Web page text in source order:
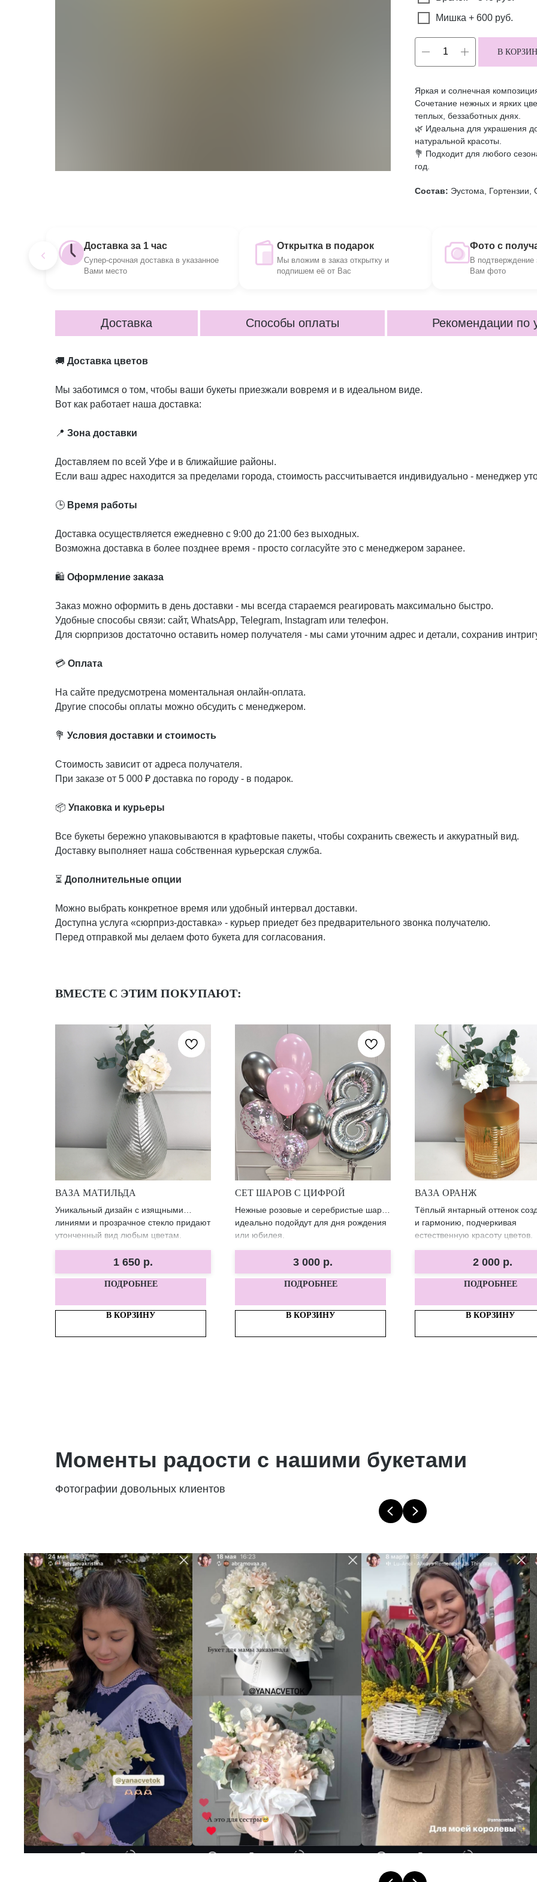
Мишка + 600 руб.
В
Яркая и солнечная
Сочетание нежных и ярких
теплых, беззаботных днях.
🌿 Идеальна для украшения
натуральной красоты.
💐 Подходит для любого
год.
Состав: Эустома, Гортензии,
Доставка за 1 час
Супер-срочная доставка в указанное
Вами место
Открытка в подарок
Мы вложим в заказ открытку и
подпишем её от Вас
Фото с
В
Вам фото
Доставка Способы оплаты Рекомендации по
🚚 Доставка цветов
Мы заботимся о том, чтобы ваши букеты приезжали вовремя и в идеальном виде.
Вот как работает наша доставка:
📍 Зона доставки
Доставляем по всей Уфе и в ближайшие районы.
Если ваш адрес находится за пределами города, стоимость рассчитывается индивидуально - менеджер
🕒 Время работы
Доставка осуществляется ежедневно с 9:00 до 21:00 без выходных.
Возможна доставка в более позднее время - просто согласуйте это с менеджером заранее.
🛍️ Оформление заказа
Заказ можно оформить в день доставки - мы всегда стараемся реагировать максимально быстро.
Удобные способы связи: сайт, WhatsApp, Telegram, Instagram или телефон.
Для сюрпризов достаточно оставить номер получателя - мы сами уточним адрес и детали, сохранив
💳 Оплата
На сайте предусмотрена моментальная онлайн-оплата.
Другие способы оплаты можно обсудить с менеджером.
💐 Условия доставки и стоимость
Стоимость зависит от адреса получателя.
При заказе от 5 000 ₽ доставка по городу - в подарок.
📦 Упаковка и курьеры
Все букеты бережно упаковываются в крафтовые пакеты, чтобы сохранить свежесть и аккуратный вид.
Доставку выполняет наша собственная курьерская служба.
⏳ Дополнительные опции
Можно выбрать конкретное время или удобный интервал доставки.
Доступна услуга «сюрприз-доставка» - курьер приедет без предварительного звонка получателю.
Перед отправкой мы делаем фото букета для согласования.
ВМЕСТЕ С ЭТИМ ПОКУПАЮТ:
ВАЗА МАТИЛЬДА
Уникальный дизайн с изящными
линиями и прозрачное стекло придают
утонченный вид любым цветам.
1 650 р.
ПОДРОБНЕЕ
В КОРЗИНУ
СЕТ ШАРОВ С ЦИФРОЙ
Нежные розовые и серебристые шары
идеально подойдут для дня рождения
или юбилея.
3 000 р.
ПОДРОБНЕЕ
В КОРЗИНУ
ВАЗА ОРАНЖ
Тёплый янтарный оттенок
и гармонию, подчеркивая
естественную красоту цветов.
2 000 р.
ПОДРОБНЕЕ
В КОРЗИНУ
Моменты радости с нашими букетами
Фотографии довольных клиентов